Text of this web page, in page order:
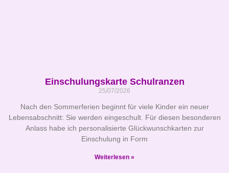
Einschulungskarte Schulranzen
25/07/2026
Nach den Sommerferien beginnt für viele Kinder ein neuer
Lebensabschnitt: Sie werden eingeschult. Für diesen besonderen
Anlass habe ich personalisierte Glückwunschkarten zur
Einschulung in Form
Weiterlesen »